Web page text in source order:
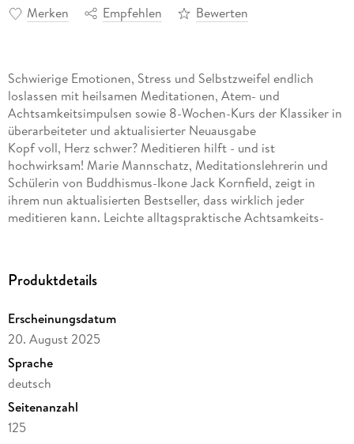
Merken Empfehlen Bewerten
Schwierige Emotionen, Stress und Selbstzweifel endlich
loslassen mit heilsamen Meditationen, Atem- und
Achtsamkeitsimpulsen sowie 8-Wochen-Kurs der Klassiker in
überarbeiteter und aktualisierter Neuausgabe
Kopf voll, Herz schwer? Meditieren hilft - und ist
hochwirksam! Marie Mannschatz, Meditationslehrerin und
Schülerin von Buddhismus-Ikone Jack Kornfield, zeigt in
ihrem nun aktualisierten Bestseller, dass wirklich jeder
meditieren kann. Leichte alltagspraktische Achtsamkeits-
stoppen, Stress, Ängste und Selbstzweifel loslassen oder
Königsweg, um den Geist zu beruhigen und uns mit
Selbstliebe zu begegnen. Als besonderes Extra bietet das
Buch fünf geführte Einstiegsmeditationen zum Streamen.
Inhaltsverzeichnis
Hinweis zur Optimierung
Produktdetails
Erscheinungsdatum
20. August 2025
Sprache
deutsch
Seitenanzahl
125